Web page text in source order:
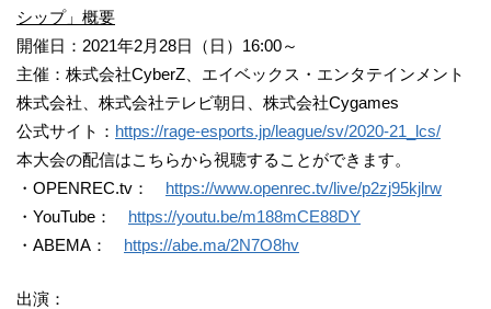
シップ」概要
開催日：2021年2月28日（日）16:00～
主催：株式会社CyberZ、エイベックス・エンタテインメント
株式会社、株式会社テレビ朝日、株式会社Cygames
公式サイト： https://rage-esports.jp/league/sv/2020-21_lcs/
本大会の配信はこちらから視聴することができます。
・OPENREC.tv：
https://www.openrec.tv/live/p2zj95kjlrw
・YouTube：
https://youtu.be/m188mCE88DY
・ABEMA：
https://abe.ma/2N7O8hv
出演：